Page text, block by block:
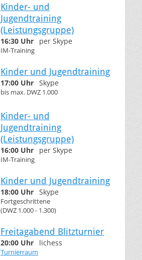
Kinder- und
Jugendtraining
(Leistungsgruppe)
16:30 Uhr per Skype
IM-Training
Kinder und Jugendtraining
17:00 Uhr Skype
bis max. DWZ 1.000
Kinder- und
Jugendtraining
(Leistungsgruppe)
16:00 Uhr per Skype
IM-Training
Kinder und Jugendtraining
18:00 Uhr Skype
Fortgeschrittene
(DWZ 1.000 - 1.300)
Freitagabend Blitzturnier
20:00 Uhr lichess
Turnierraum